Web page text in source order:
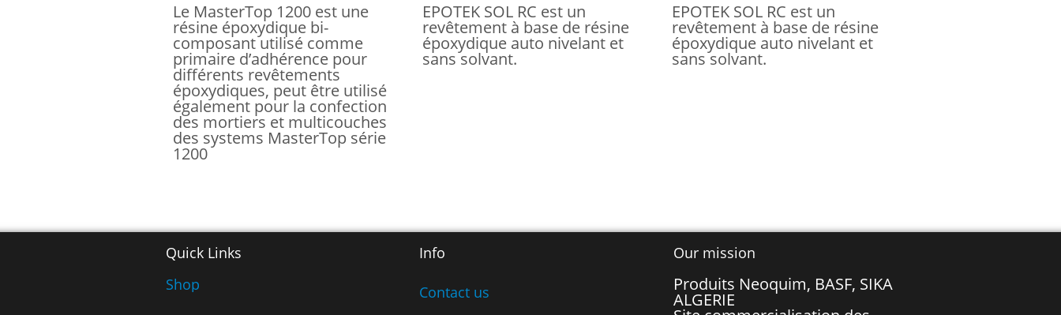
Le MasterTop 1200 est une
résine époxydique bi-
composant utilisé comme
primaire d’adhérence pour
différents revêtements
époxydiques, peut être utilisé
également pour la confection
des mortiers et multicouches
des systems MasterTop série
1200
EPOTEK SOL RC est un
revêtement à base de résine
époxydique auto nivelant et
sans solvant.
EPOTEK SOL RC est un
revêtement à base de résine
époxydique auto nivelant et
sans solvant.
Quick Links
Shop
Info
Contact us
Our mission
Produits Neoquim, BASF, SIKA
ALGERIE